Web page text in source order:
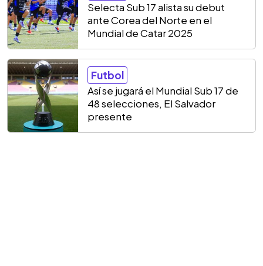
Selecta Sub 17 alista su debut
ante Corea del Norte en el
Mundial de Catar 2025
Futbol
Así se jugará el Mundial Sub 17 de
48 selecciones, El Salvador
presente